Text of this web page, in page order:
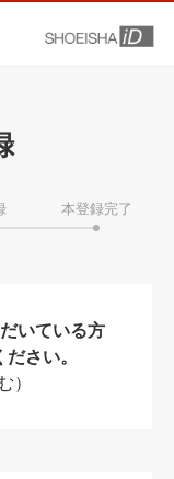
本登録完了
いている方
さい。
）